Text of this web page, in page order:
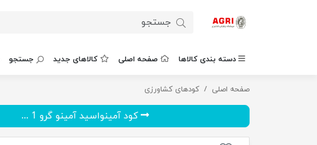
دسته بندی کالاها صفحه اصلی کالاهای جدید جستجو
صفحه اصلی کودهای کشاورزیهورمون انرژیل 1 لیتر
کود آمینواسید آمینو گرو 1 ...